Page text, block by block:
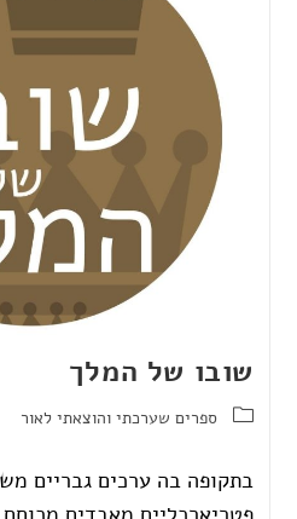
שובו של המלך
ספרים שערכתי והוצאתי לאור
בתקופה בה ערכים גבריים